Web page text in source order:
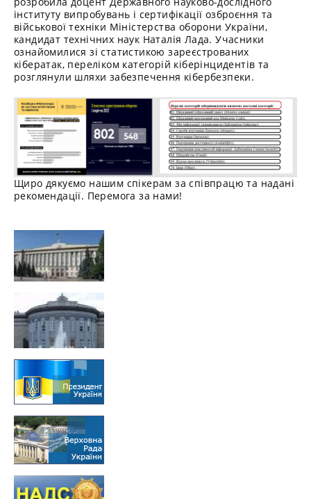
інституту випробувань і сертифікації озброєння та
військової техніки Міністерства оборони України,
кандидат технічних наук Наталія Лада. Учасники
ознайомилися зі статистикою зареєстрованих
кібератак, переліком категорій кіберінцидентів та
розглянули шляхи забезпечення кібербезпеки.
Щиро дякуємо нашим спікерам за співпрацю та надані
рекомендації. Перемога за нами!